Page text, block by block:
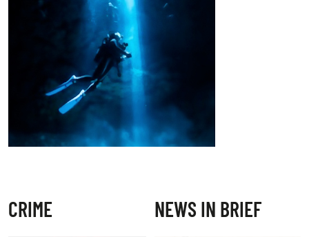
CRIME NEWS IN BRIEF